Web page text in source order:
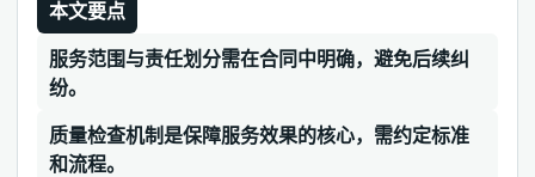
本文要点
服务范围与责任划分需在合同中明确，避免后续纠
纷。
质量检查机制是保障服务效果的核心，需约定标准
和流程。